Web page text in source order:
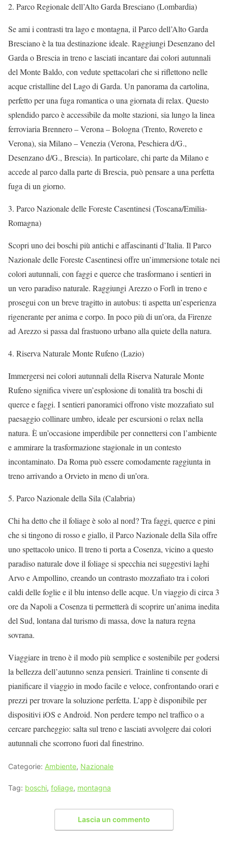
2. Parco Regionale dell’Alto Garda Bresciano (Lombardia)
Se ami i contrasti tra lago e montagna, il Parco dell’Alto Garda
Bresciano è la tua destinazione ideale. Raggiungi Desenzano del
Garda o Brescia in treno e lasciati incantare dai colori autunnali
del Monte Baldo, con vedute spettacolari che si riflettono nelle
acque cristalline del Lago di Garda. Un panorama da cartolina,
perfetto per una fuga romantica o una giornata di relax. Questo
splendido parco è accessibile da molte stazioni, sia lungo la linea
ferroviaria Brennero – Verona – Bologna (Trento, Rovereto e
Verona), sia Milano – Venezia (Verona, Peschiera d/G.,
Desenzano d/G., Brescia). In particolare, chi parte da Milano e
accede al parco dalla parte di Brescia, può pensare a una perfetta
fuga di un giorno.
3. Parco Nazionale delle Foreste Casentinesi (Toscana/Emilia-
Romagna)
Scopri uno dei boschi più antichi e affascinanti d’Italia. Il Parco
Nazionale delle Foreste Casentinesi offre un’immersione totale nei
colori autunnali, con faggi e querce che trasformano i sentieri in
un vero paradiso naturale. Raggiungi Arezzo o Forlì in treno e
prosegui con un breve tragitto in autobus: ti aspetta un’esperienza
rigenerante per anima e corpo. In poco più di un’ora, da Firenze
ad Arezzo si passa dal frastuono urbano alla quiete della natura.
4. Riserva Naturale Monte Rufeno (Lazio)
Immergersi nei colori autunnali della Riserva Naturale Monte
Rufeno significa vivere un’esplosione di tonalità tra boschi di
querce e faggi. I sentieri panoramici offrono viste mozzafiato sul
paesaggio collinare umbro, ideale per escursioni o relax nella
natura. È un’occasione imperdibile per connettersi con l’ambiente
e ammirare la trasformazione stagionale in un contesto
incontaminato. Da Roma può essere comodamente raggiunta in
treno arrivando a Orvieto in meno di un’ora.
5. Parco Nazionale della Sila (Calabria)
Chi ha detto che il foliage è solo al nord? Tra faggi, querce e pini
che si tingono di rosso e giallo, il Parco Nazionale della Sila offre
uno spettacolo unico. Il treno ti porta a Cosenza, vicino a questo
paradiso naturale dove il foliage si specchia nei suggestivi laghi
Arvo e Ampollino, creando un contrasto mozzafiato tra i colori
caldi delle foglie e il blu intenso delle acque. Un viaggio di circa 3
ore da Napoli a Cosenza ti permetterà di scoprire un’anima inedita
del Sud, lontana dal turismo di massa, dove la natura regna
sovrana.
Viaggiare in treno è il modo più semplice e sostenibile per godersi
la bellezza dell’autunno senza pensieri. Trainline ti consente di
pianificare il viaggio in modo facile e veloce, confrontando orari e
prezzi per trovare la soluzione perfetta. L’app è disponibile per
dispositivi iOS e Android. Non perdere tempo nel traffico o a
cercare parcheggio: salta sul treno e lasciati avvolgere dai colori
autunnali che scorrono fuori dal finestrino.
Categorie: Ambiente, Nazionale
Tag: boschi, foliage, montagna
Lascia un commento